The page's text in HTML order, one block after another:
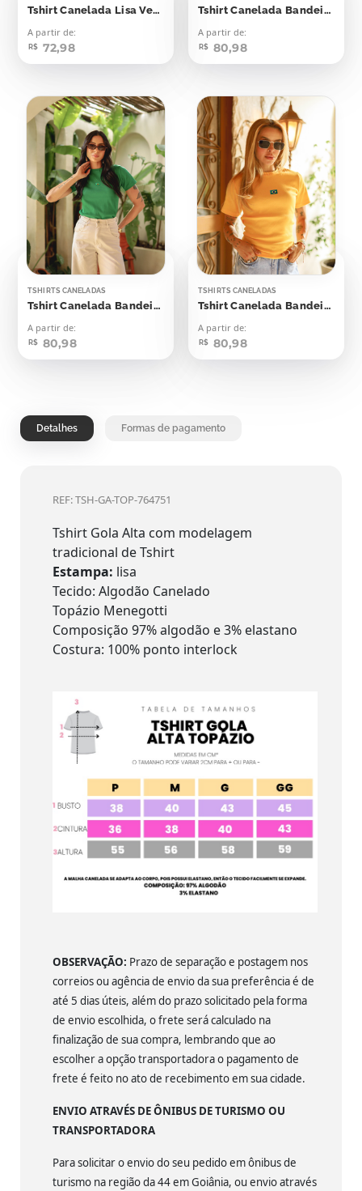
Tshirt Canelada Lisa Verde Bandeira
A partir de:
R$ 72,98
Tshirt Canelada Bandeirinha Aplicação
A partir de:
R$ 80,98
TSHIRTS CANELADAS
Tshirt Canelada Bandeirinha Aplicação
A partir de:
R$ 80,98
TSHIRTS CANELADAS
Tshirt Canelada Bandeirinha Aplicação
A partir de:
R$ 80,98
Detalhes Formas de pagamento
REF: TSH-GA-TOP-764751
Tshirt Gola Alta com modelagem
tradicional de Tshirt
Estampa: lisa
Tecido: Algodão Canelado
Topázio Menegotti
Composição 97% algodão e 3% elastano
Costura: 100% ponto interlock
OBSERVAÇÃO: Prazo de separação e postagem nos
correios ou agência de envio da sua preferência é de
até 5 dias úteis, além do prazo solicitado pela forma
de envio escolhida, o frete será calculado na
finalização de sua compra, lembrando que ao
escolher a opção transportadora o pagamento de
frete é feito no ato de recebimento em sua cidade.
ENVIO ATRAVÉS DE ÔNIBUS DE TURISMO OU
TRANSPORTADORA
Para solicitar o envio do seu pedido em ônibus de
turismo na região da 44 em Goiânia, ou envio através